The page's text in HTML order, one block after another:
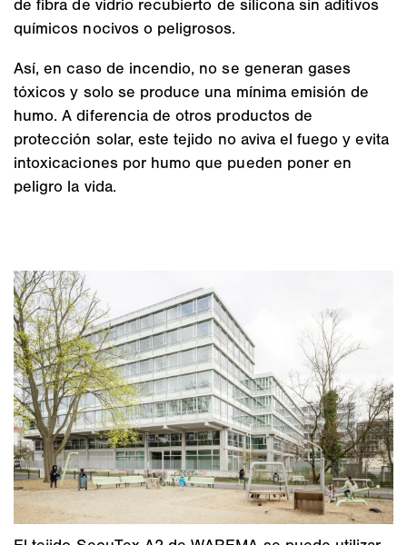
de fibra de vidrio recubierto de silicona sin aditivos
químicos nocivos o peligrosos.
Así, en caso de incendio, no se generan gases
tóxicos y solo se produce una mínima emisión de
humo. A diferencia de otros productos de
protección solar, este tejido no aviva el fuego y evita
intoxicaciones por humo que pueden poner en
peligro la vida.